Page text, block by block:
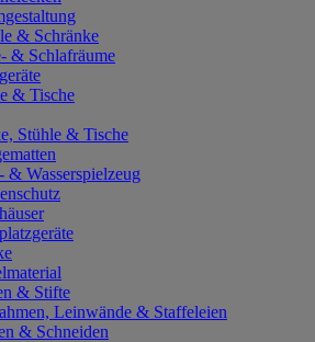
& Schränke
& Schlafräume
& Tische
Stühle & Tische
& Wasserspielzeug
& Stifte
Leinwände & Staffeleien
& Schneiden